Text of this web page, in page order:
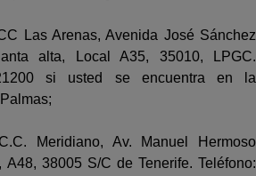
Las Arenas, Avenida José Sánchez
alta, Local A35, 35010, LPGC.
si usted se encuentra en la
Meridiano, Av. Manuel Hermoso
A48, 38005 S/C de Tenerife. Teléfono: